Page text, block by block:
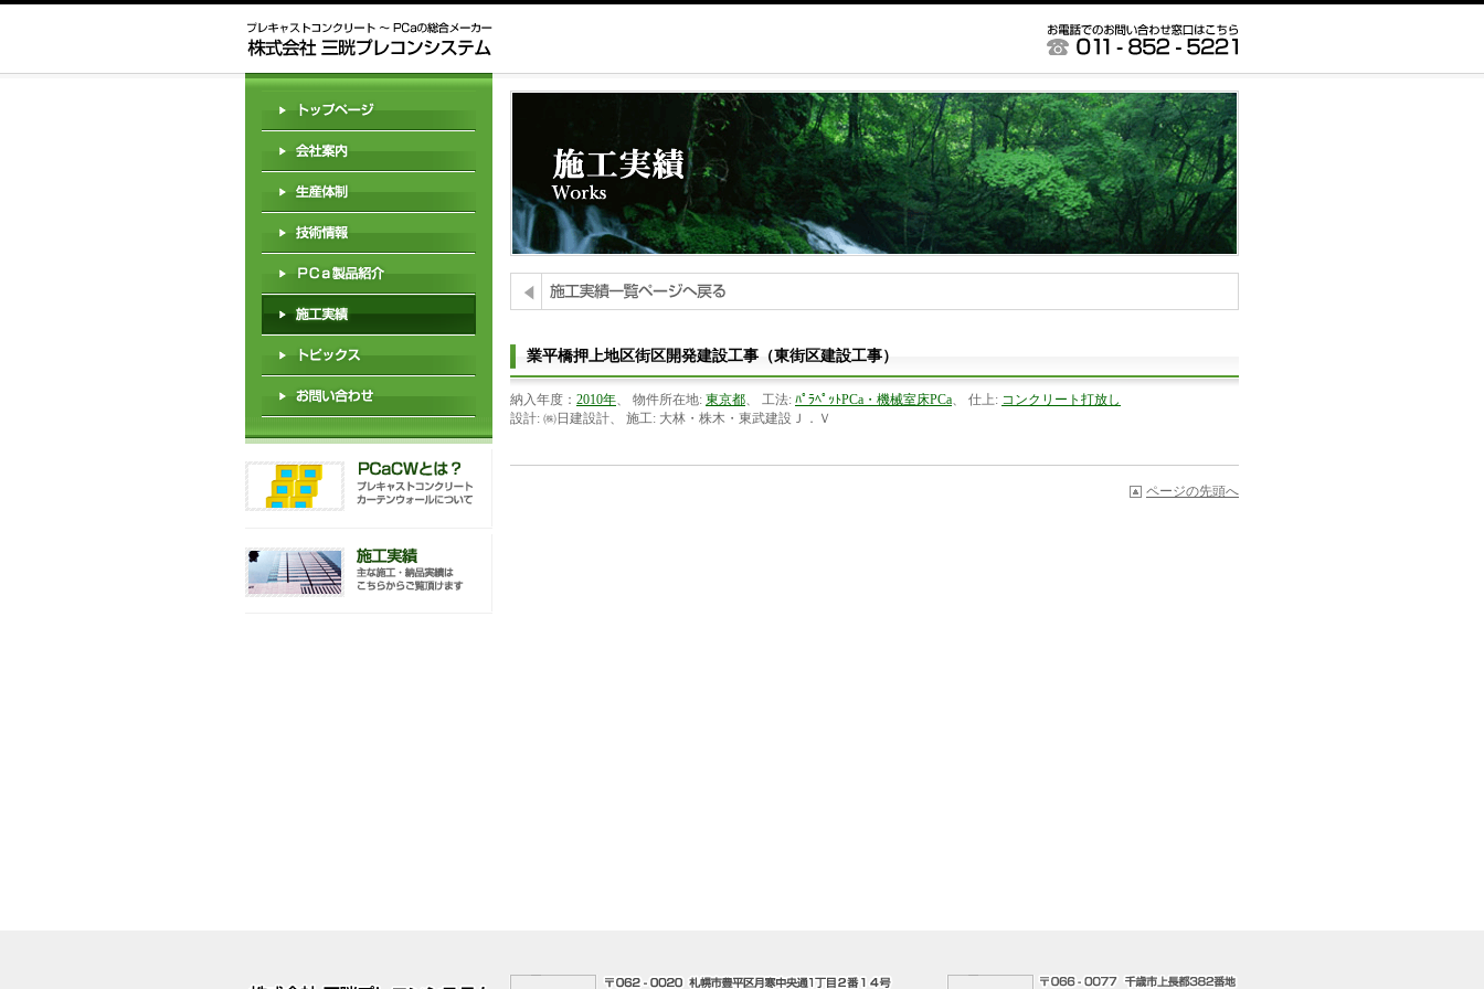
業平橋押上地区街区開発建設工事（東街区建設工事）
納入年度： 2010年、 物件所在地: 東京都、 工法: ﾊﾟﾗﾍﾟｯﾄPCa・機械室床PCa、 仕上: コンクリート打放し
設計: ㈱日建設計、 施工: 大林・株木・東武建設Ｊ．Ｖ
ページの先頭へ